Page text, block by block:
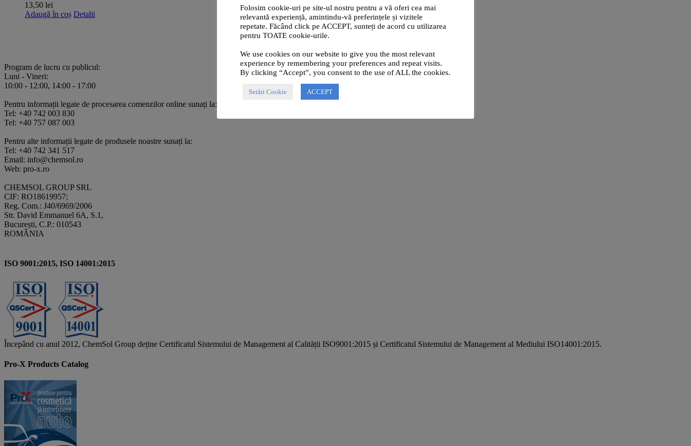
13,50 lei
Adaugă în coș Detalii
Program de lucru cu publicul:
Luni - Vineri:
10:00 - 12:00, 14:00 - 17:00
Pentru informații legate de procesarea comenzilor online sunați la:
Tel: +40 742 003 830
Tel: +40 757 087 003
Pentru alte informații legate de produsele noastre sunați la:
Tel: +40 742 341 517
Email: info@chemsol.ro
Web: pro-x.ro
CHEMSOL GROUP SRL
CIF: RO18619957;
Reg. Com.: J40/6969/2006
Str. David Emmanuel 6A, S.1,
București, C.P.: 010543
ROMÂNIA
ISO 9001:2015, ISO 14001:2015
Începând cu anul 2012, ChemSol Group deține Certificatul Sistemului de Management al Calității ISO9001:2015 și Certificatul Sistemului de Management al Mediului ISO14001:2015.
Pro-X Products Catalog
Folosim cookie-uri pe site-ul nostru pentru a vă oferi cea mai
relevantă experiență, amintindu-vă preferințele și vizitele
repetate. Făcând click pe ACCEPT, sunteți de acord cu utilizarea
pentru TOATE cookie-urile.
We use cookies on our website to give you the most relevant
experience by remembering your preferences and repeat visits.
By clicking “Accept”, you consent to the use of ALL the cookies.
Setări Cookie ACCEPT